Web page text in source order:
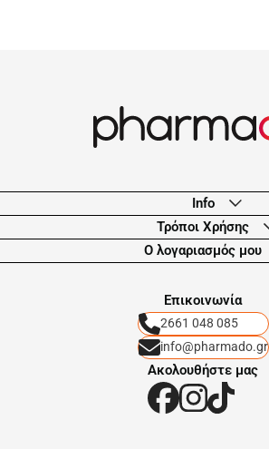
Info
Τρόποι Χρήσης
Ο λογαριασμός μου
Eπικοινωνία
2661 048 085
info@pharmado.gr
Ακολουθήστε μας